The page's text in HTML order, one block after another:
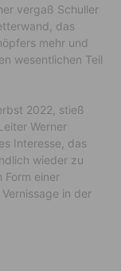
vergaß Schuller
das
mehr und
wesentlichen Teil
2022, stieß
Werner
Interesse, das
wieder zu
Form einer
in der